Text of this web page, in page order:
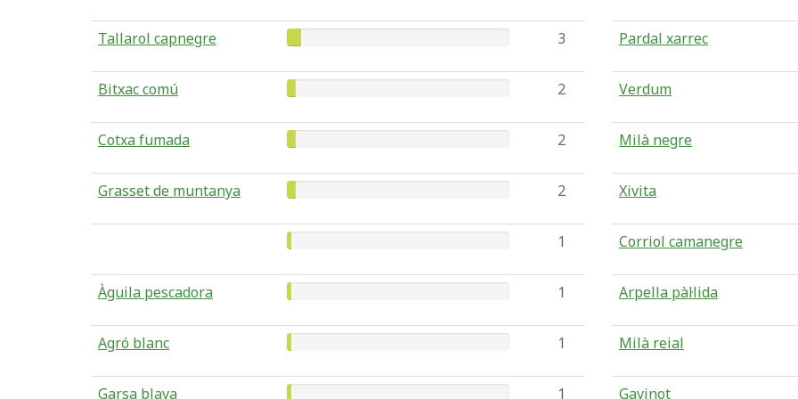
Tallarol capnegre 3
Bitxac comú 2
Cotxa fumada 2
Grasset de muntanya 2
1
Àguila pescadora 1
Agró blanc 1
Garsa blava 1
Pardal xarrec
Verdum
Milà negre
Xivita
Corriol camanegre
Arpella pàl·lida
Milà reial
Gavinot